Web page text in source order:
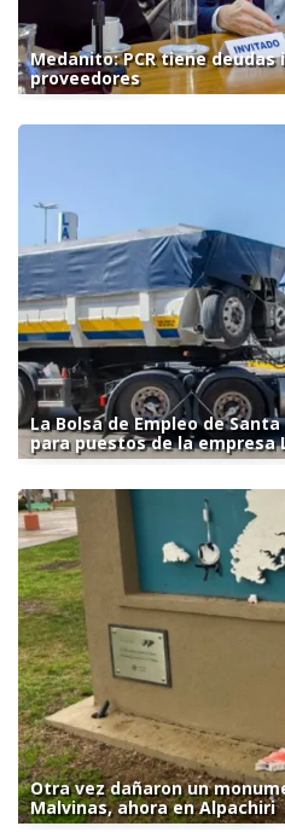
Medanito: PCR tiene
proveedores
La Bolsa de Empleo de
para puestos de la empresa
Otra vez dañaron un
Malvinas, ahora en Alpachiri